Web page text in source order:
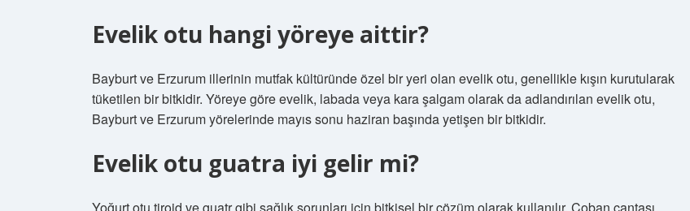
Evelik otu hangi yöreye aittir?
Bayburt ve Erzurum illerinin mutfak kültüründe özel bir yeri olan evelik otu, genellikle kışın kurutularak
tüketilen bir bitkidir. Yöreye göre evelik, labada veya kara şalgam olarak da adlandırılan evelik otu,
Bayburt ve Erzurum yörelerinde mayıs sonu haziran başında yetişen bir bitkidir.
Evelik otu guatra iyi gelir mi?